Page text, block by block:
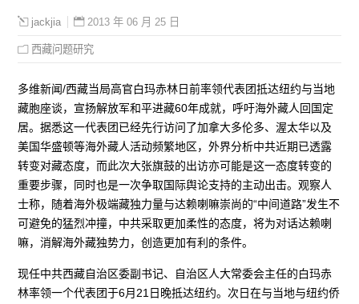
jackjia 2013 年 06 月 25 日
西藏问题研究
多维新闻/西藏当局高官白玛赤林日前率领代表团抵达纽约与当地
藏胞座谈，宣扬解放军和平进藏60年成就，呼吁海外藏人回国定
居。据悉这一代表团已经先行访问了加拿大多伦多、渥太华以及
美国华盛顿等海外藏人活动频繁地区，外界分析中共近期已透露
转变对藏态度，而此次大张旗鼓的出访亦可能是这一态度转变的
重要步骤，同时也是一次争取国际舆论支持的主动出击。观察人
士称，随着海外极端藏独力量与达赖喇嘛崇尚的“中间道路”发生不
可避免的猛烈冲撞，中共采取更加柔性的态度，将为对话达赖喇
嘛，消解海外藏独势力，创造更加有利的条件。
现任中共西藏自治区委副书记、自治区人大常委会主任的白玛赤
林率领一个代表团于6月21日晚抵达纽约。次日在与当地与纽约侨